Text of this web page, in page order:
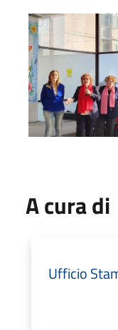
A cura di
Ufficio